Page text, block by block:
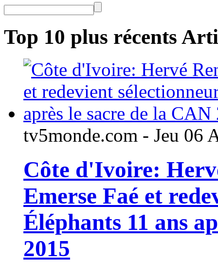
Top 10 plus récents
tv5monde.com - Jeu 06
Côte d'Ivoire:
Emerse Faé et
Éléphants 11 ans
2015